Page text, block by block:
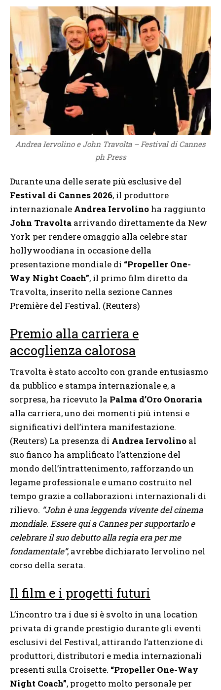
Andrea Iervolino e John Travolta – Festival di Cannes
ph Press
Durante una delle serate più esclusive del
Festival di Cannes 2026, il produttore
internazionale Andrea Iervolino ha raggiunto
John Travolta arrivando direttamente da New
York per rendere omaggio alla celebre star
hollywoodiana in occasione della
presentazione mondiale di “Propeller One-
Way Night Coach”, il primo film diretto da
Travolta, inserito nella sezione Cannes
Première del Festival. (Reuters)
Premio alla carriera e
accoglienza calorosa
Travolta è stato accolto con grande entusiasmo
da pubblico e stampa internazionale e, a
sorpresa, ha ricevuto la Palma d’Oro Onoraria
alla carriera, uno dei momenti più intensi e
significativi dell’intera manifestazione.
(Reuters) La presenza di Andrea Iervolino al
suo fianco ha amplificato l’attenzione del
mondo dell’intrattenimento, rafforzando un
legame professionale e umano costruito nel
tempo grazie a collaborazioni internazionali di
rilievo. “John è una leggenda vivente del cinema
mondiale. Essere qui a Cannes per supportarlo e
celebrare il suo debutto alla regia era per me
fondamentale”, avrebbe dichiarato Iervolino nel
corso della serata.
Il film e i progetti futuri
L’incontro tra i due si è svolto in una location
privata di grande prestigio durante gli eventi
esclusivi del Festival, attirando l’attenzione di
produttori, distributori e media internazionali
presenti sulla Croisette. “Propeller One-Way
Night Coach”, progetto molto personale per